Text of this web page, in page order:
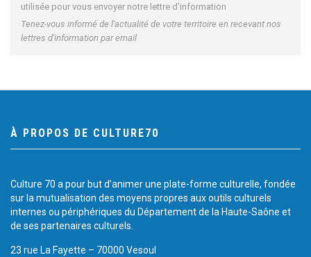
utilisée pour vous envoyer notre lettre d'information
Tenez-vous informé de l'actualité de votre territoire en recevant nos
lettres d'information par email
À PROPOS DE CULTURE70
Culture 70 a pour but d’animer une plate-forme culturelle, fondée
sur la mutualisation des moyens propres aux outils culturels
internes ou périphériques du Département de la Haute-Saône et
de ses partenaires culturels.
23 rue La Fayette – 70000 Vesoul